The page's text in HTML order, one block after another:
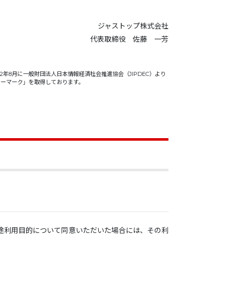
ジャストップ株式会社
代表取締役 佐藤 一芳
年8月に一般財団法人日本情報経済社会推進協会（JIPDEC）より
ーマーク」を取得しております。
用目的について同意いただいた場合には、その利